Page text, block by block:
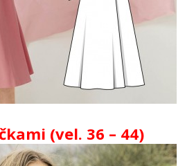
(vel. 36 – 44)